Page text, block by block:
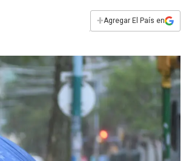
+Agregar El País en